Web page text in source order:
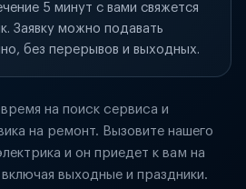
5 минут с вами свяжется
Заявку можно подавать
без перерывов и выходных.
на поиск сервиса и
на ремонт. Вызовите нашего
и он приедет к вам на
выходные и праздники.